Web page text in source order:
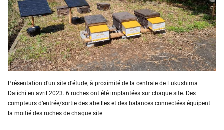
Présentation d’un site d’étude, à proximité de la centrale de Fukushima
Daiichi en avril 2023. 6 ruches ont été implantées sur chaque site. Des
compteurs d’entrée/sortie des abeilles et des balances connectées équipent
la moitié des ruches de chaque site.